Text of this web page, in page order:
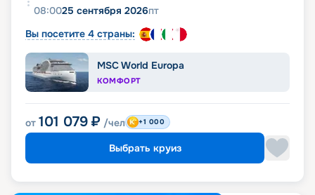
08:0025 сентября 2026пт
Вы посетите 4 страны:
MSC World Europa
КОМФОРТ
от 101 079 ₽ /чел +1 000
Выбрать круиз